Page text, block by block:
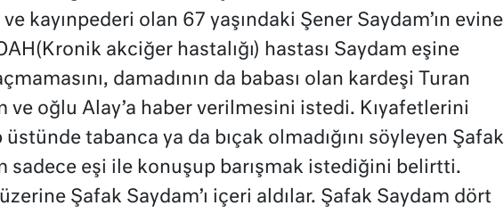
ve kayınpederi olan 67 yaşındaki Şener Saydam’ın evine
akciğer hastalığı) hastası Saydam eşine
damadının da babası olan kardeşi Turan
ve oğlu Alay’a haber verilmesini istedi. Kıyafetlerini
üstünde tabanca ya da bıçak olmadığını söyleyen Şafak
sadece eşi ile konuşup barışmak istediğini belirtti.
Şafak Saydam’ı içeri aldılar. Şafak Saydam dört